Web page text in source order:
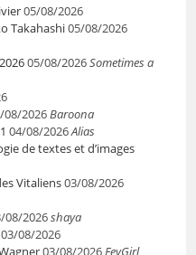
05/08/2026
Takahashi05/08/2026
05/08/2026Sometimes a
08/2026Baroona
04/08/2026Alias
de textes et d’images
Vitaliens03/08/2026
08/2026shaya
03/08/2026
03/08/2026FeyGirl